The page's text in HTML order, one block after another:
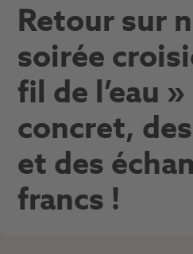
Retour sur
soirée
fil de l’eau
concret,
et des
francs !